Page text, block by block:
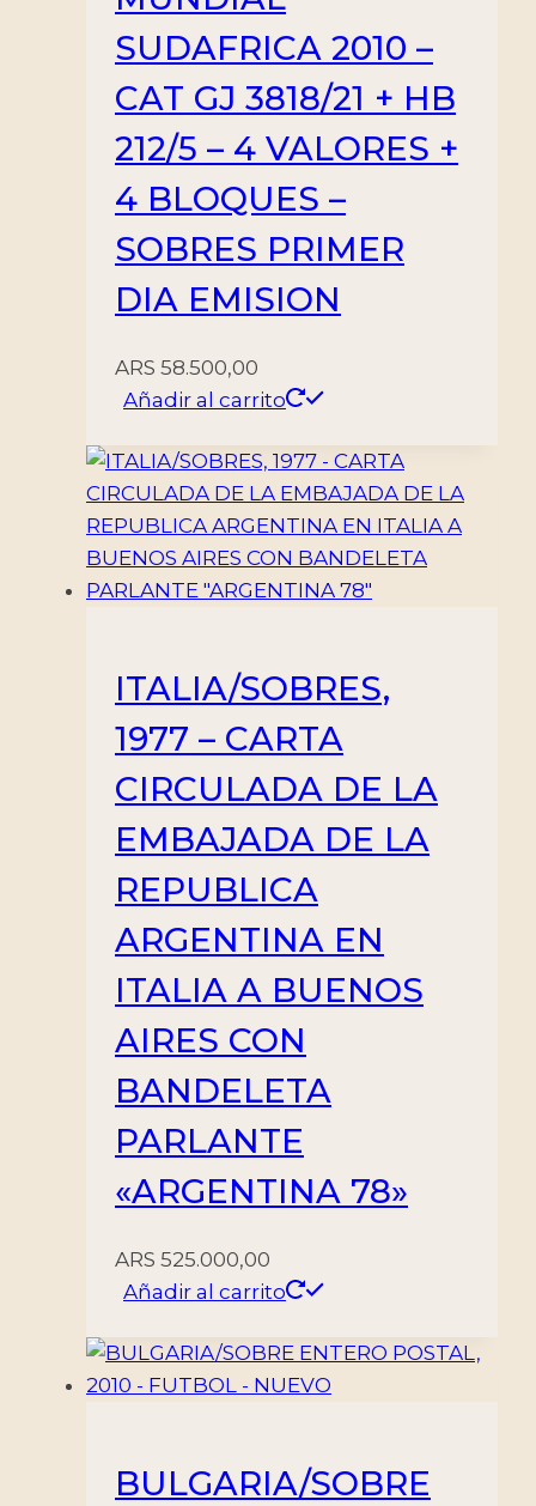
SUDAFRICA 2010 –
CAT GJ 3818/21 + HB
212/5 – 4 VALORES +
4 BLOQUES –
SOBRES PRIMER
DIA EMISION
ARS 58.500,00
Añadir al carrito
ITALIA/SOBRES,
1977 – CARTA
CIRCULADA DE LA
EMBAJADA DE LA
REPUBLICA
ARGENTINA EN
ITALIA A BUENOS
AIRES CON
BANDELETA
PARLANTE
«ARGENTINA 78»
ARS 525.000,00
Añadir al carrito
BULGARIA/SOBRE